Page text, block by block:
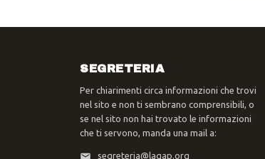
SEGRETERIA
Per chiarimenti circa informazioni che trovi
nel sito e non ti sembrano comprensibili, o
se nel sito non hai trovato le informazioni
che ti servono, manda una mail a:
segreteria@lagap.org